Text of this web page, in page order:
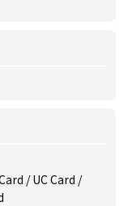
/ UC Card /